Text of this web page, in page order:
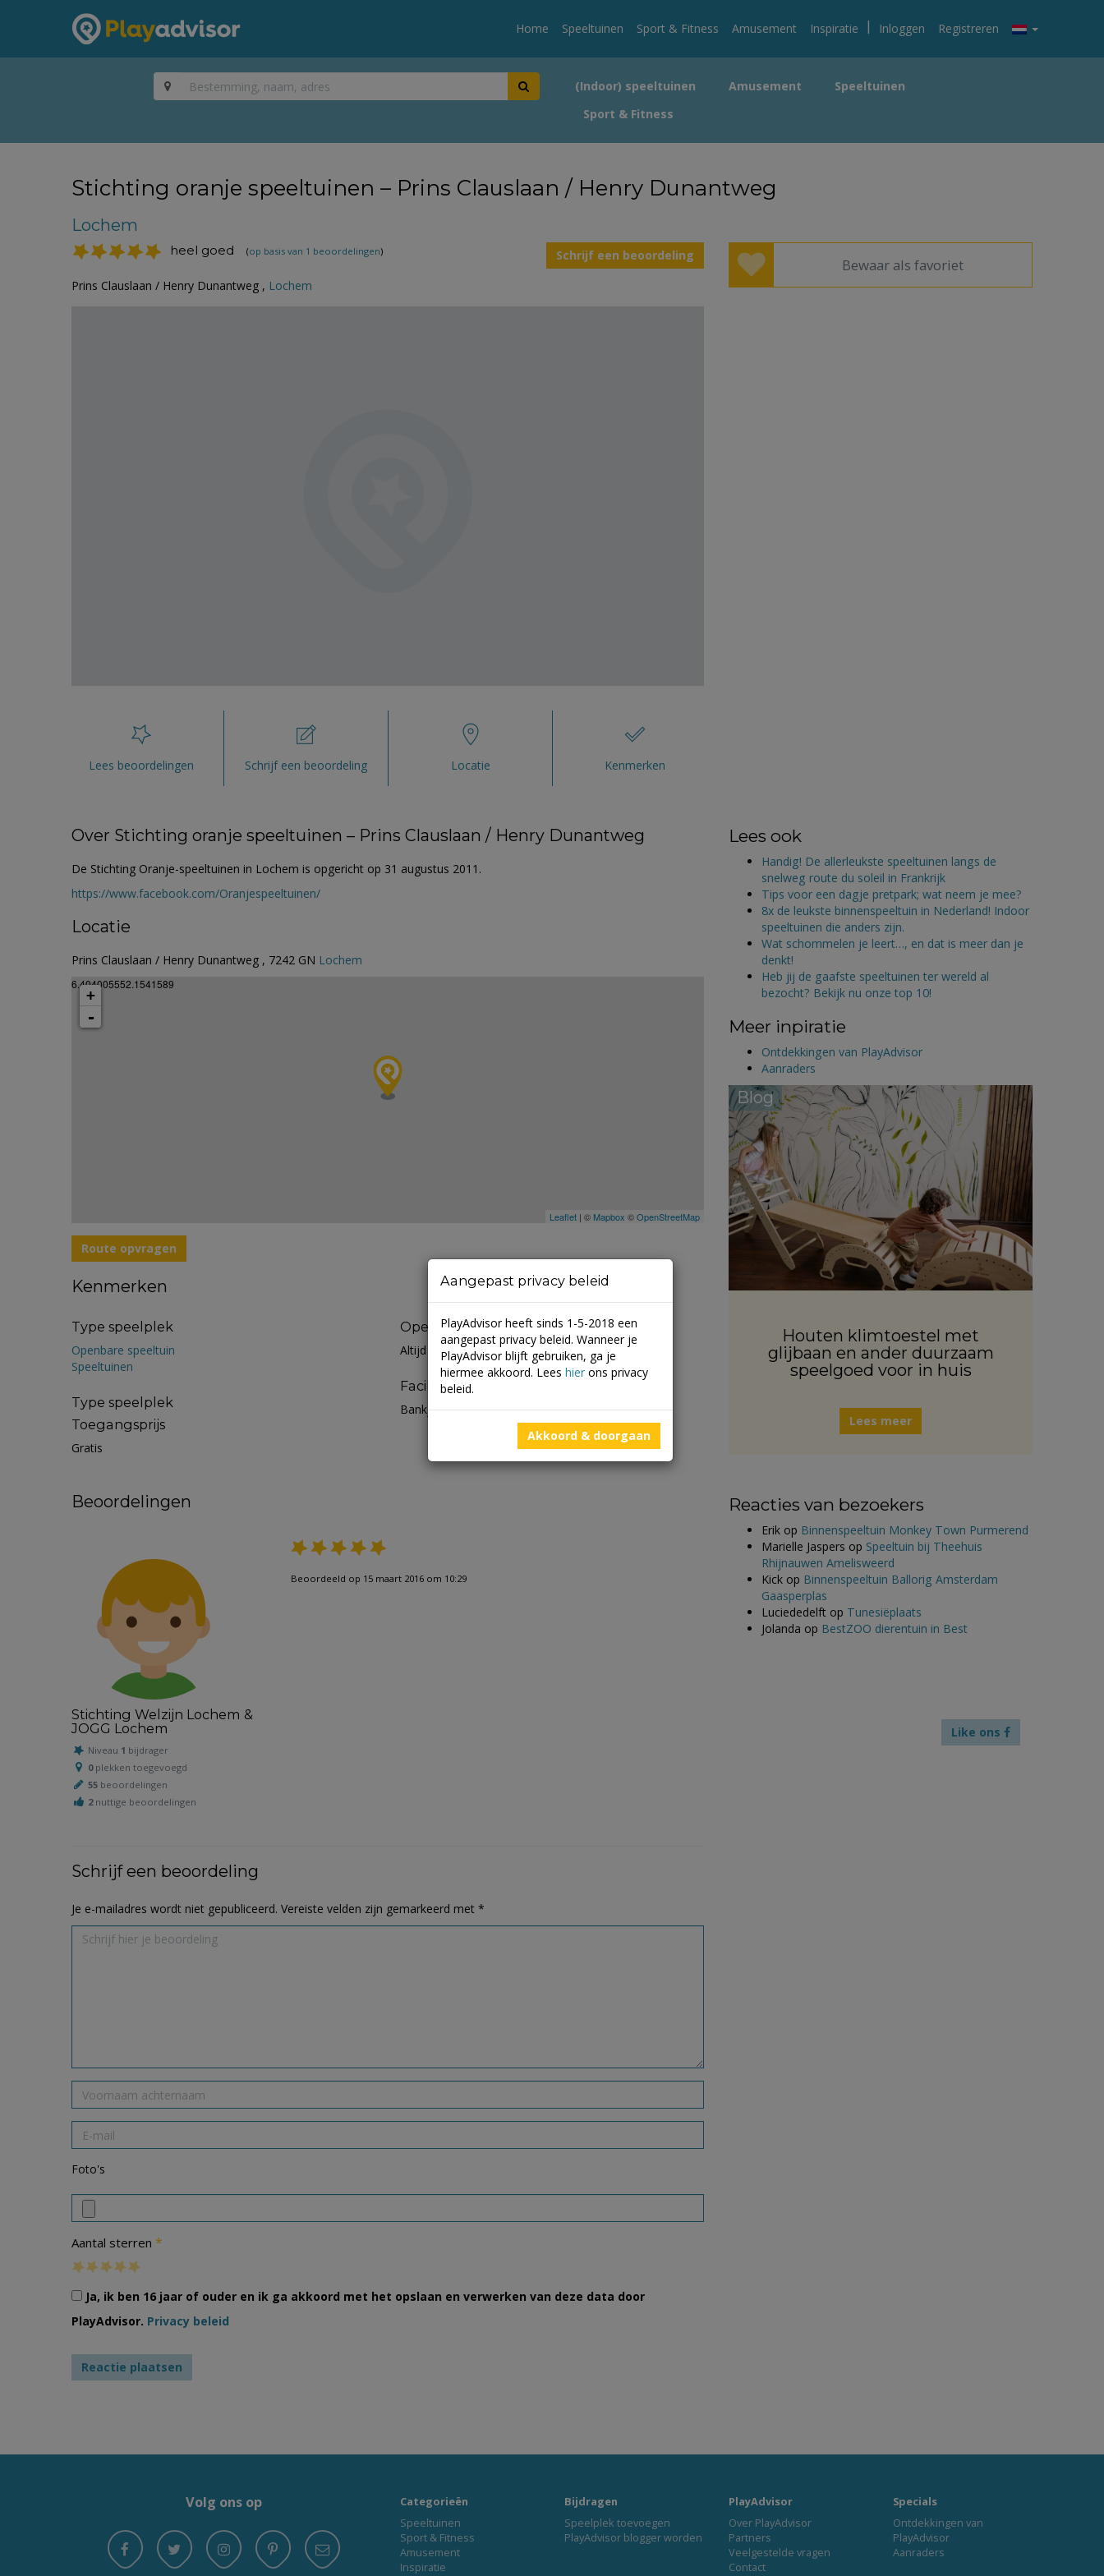
Home Speeltuinen Sport & Fitness Amusement Inspiratie | Inloggen Registreren
(Indoor) speeltuinen Amusement
Speeltuinen
Sport & Fitness
Stichting oranje speeltuinen – Prins Clauslaan / Henry Dunantweg
Lochem
Schrijf een beoordeling
heel goed (op basis van 1 beoordelingen)
Prins Clauslaan / Henry Dunantweg , Lochem
Bewaar als favoriet
Lees beoordelingen Schrijf een beoordeling Locatie Kenmerken
Over Stichting oranje speeltuinen – Prins Clauslaan / Henry Dunantweg
De Stichting Oranje-speeltuinen in Lochem is opgericht op 31 augustus 2011.
https://www.facebook.com/Oranjespeeltuinen/
Locatie
Prins Clauslaan / Henry Dunantweg , 7242 GN Lochem
6.404005552.1541589
+
-
Leaflet | © Mapbox ©OpenStreetMap
Route opvragen
Kenmerken
Type speelplek
Openbare speeltuin
Speeltuinen
Type speelplek
Toegangsprijs
Gratis
Openingstijden
Altijd open
Faciliteiten
Bankje
Beoordelingen
Stichting Welzijn Lochem &
JOGG Lochem
Niveau 1 bijdrager
0plekken toegevoegd
55 beoordelingen
2nuttige beoordelingen
Beoordeeld op 15 maart 2016 om 10:29
Schrijf een beoordeling
Je e-mailadres wordt niet gepubliceerd. Vereiste velden zijn gemarkeerd met *
Foto's
Aantal sterren *
Ja, ik ben 16 jaar of ouder en ik ga akkoord met het opslaan en verwerken van deze data door
PlayAdvisor. Privacy beleid
Lees ook
Handig! De allerleukste speeltuinen langs de
snelweg route du soleil in Frankrijk
Tips voor een dagje pretpark; wat neem je mee?
8x de leukste binnenspeeltuin in Nederland! Indoor
speeltuinen die anders zijn.
Wat schommelen je leert…, en dat is meer dan je
denkt!
Heb jij de gaafste speeltuinen ter wereld al
bezocht? Bekijk nu onze top 10!
Meer inpiratie
Ontdekkingen van PlayAdvisor
Aanraders
Blog
Houten klimtoestel met
glijbaan en ander duurzaam
speelgoed voor in huis
Lees meer
Reacties van bezoekers
Erik op Binnenspeeltuin Monkey Town Purmerend
Marielle Jaspers op Speeltuin bij Theehuis
Rhijnauwen Amelisweerd
Kick op Binnenspeeltuin Ballorig Amsterdam
Gaasperplas
Luciededelft op Tunesiëplaats
Jolanda op BestZOO dierentuin in Best
Like ons
Volg ons op
Categorieën
Speeltuinen
Sport & Fitness
Amusement
Inspiratie
Bijdragen
Speelplek toevoegen
PlayAdvisor blogger worden
PlayAdvisor
Over PlayAdvisor
Partners
Veelgestelde vragen
Contact
Specials
Ontdekkingen van
PlayAdvisor
Aanraders
Aangepast privacy beleid
PlayAdvisor heeft sinds 1-5-2018 een
aangepast privacy beleid. Wanneer je
PlayAdvisor blijft gebruiken, ga je
hiermee akkoord. Lees hier ons privacy
beleid.
Akkoord & doorgaan